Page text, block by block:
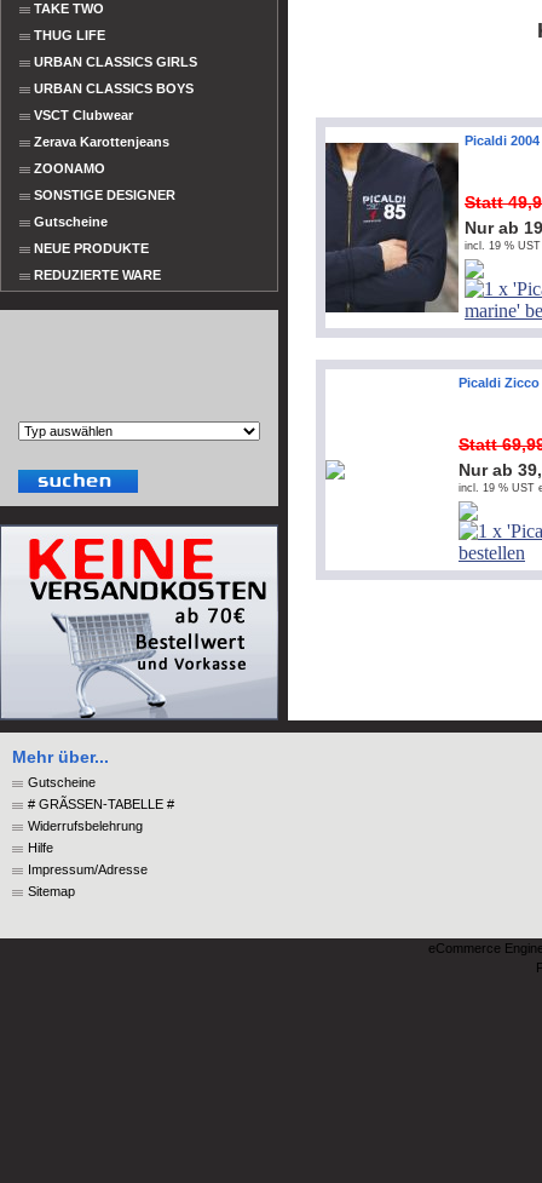
TAKE TWO
THUG LIFE
URBAN CLASSICS GIRLS
URBAN CLASSICS BOYS
VSCT Clubwear
Zerava Karottenjeans
ZOONAMO
SONSTIGE DESIGNER
Gutscheine
NEUE PRODUKTE
REDUZIERTE WARE
Picaldi
Statt
Nur ab
incl. 19 %
Picaldi Zicco
Statt
Nur ab
incl. 19 % UST
Mehr über...
Gutscheine
# GRÃSSEN-TABELLE #
Widerrufsbelehrung
Hilfe
Impressum/Adresse
Sitemap
eCommerce